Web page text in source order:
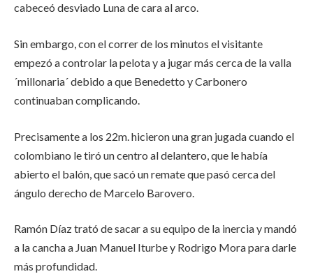
cabeceó desviado Luna de cara al arco.
Sin embargo, con el correr de los minutos el visitante
empezó a controlar la pelota y a jugar más cerca de la valla
´millonaria´ debido a que Benedetto y Carbonero
continuaban complicando.
Precisamente a los 22m. hicieron una gran jugada cuando el
colombiano le tiró un centro al delantero, que le había
abierto el balón, que sacó un remate que pasó cerca del
ángulo derecho de Marcelo Barovero.
Ramón Díaz trató de sacar a su equipo de la inercia y mandó
a la cancha a Juan Manuel Iturbe y Rodrigo Mora para darle
más profundidad.